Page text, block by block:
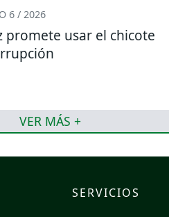
6 / 2026
promete usar el chicote
VER MÁS +
SERVICIOS